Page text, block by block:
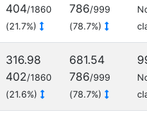
404/1860
(21.7%)
786/999
(78.7%)
316.98
402/1860
(21.6%)
681.54
786/999
(78.7%)